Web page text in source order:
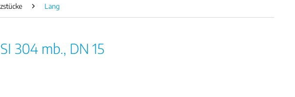
Lang
304 mb., DN 15